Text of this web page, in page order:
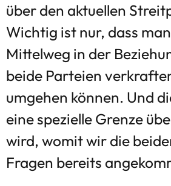
über den aktuellen
Wichtig ist nur, dass
Mittelweg in der
beide Parteien
umgehen können. Und
eine spezielle Grenze
wird, womit wir die
Fragen bereits